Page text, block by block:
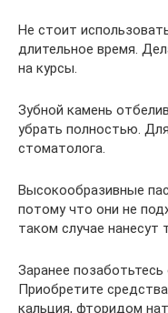
Не стоит
длительное время.
на курсы.
Зубной камень
убрать полностью.
стоматолога.
Высокообразивные
потому что они не
таком случае нанесут
Заранее
Приобретите
кальция, фторидом